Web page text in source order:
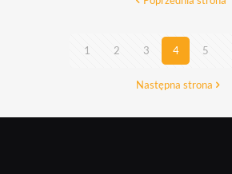
1 2 3 4 5
Następna strona